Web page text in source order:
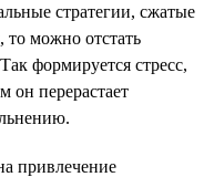
стратегии, сжатые
можно отстать
формируется стресс,
он перерастает
привлечение